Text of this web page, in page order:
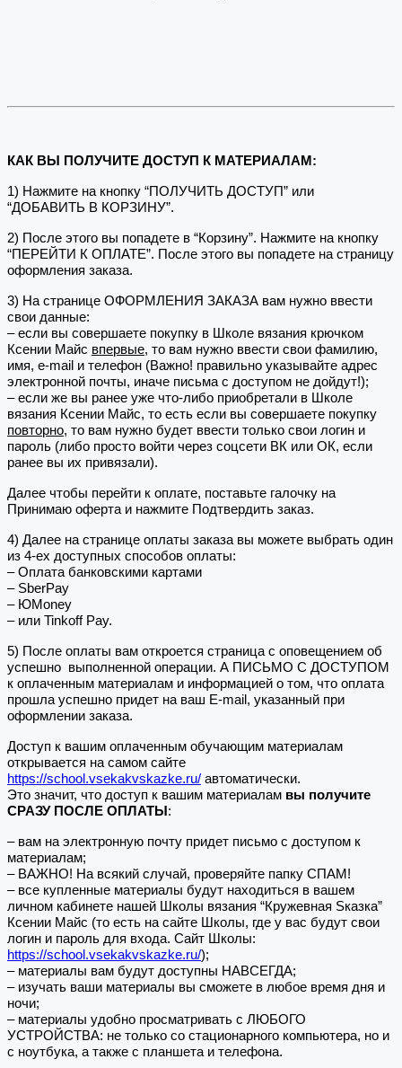
КАК ВЫ ПОЛУЧИТЕ ДОСТУП К МАТЕРИАЛАМ:
1) Нажмите на кнопку “ПОЛУЧИТЬ ДОСТУП” или
“ДОБАВИТЬ В КОРЗИНУ”.
2) После этого вы попадете в “Корзину”. Нажмите на кнопку
“ПЕРЕЙТИ К ОПЛАТЕ”. После этого вы попадете на страницу
оформления заказа.
3) На странице ОФОРМЛЕНИЯ ЗАКАЗА вам нужно ввести
свои данные:
– если вы совершаете покупку в Школе вязания крючком
Ксении Майс впервые, то вам нужно ввести свои фамилию,
имя, e-mail и телефон (Важно! правильно указывайте адрес
электронной почты, иначе письма с доступом не дойдут!);
– если же вы ранее уже что-либо приобретали в Школе
вязания Ксении Майс, то есть если вы совершаете покупку
повторно, то вам нужно будет ввести только свои логин и
пароль (либо просто войти через соцсети ВК или ОК, если
ранее вы их привязали).
Далее чтобы перейти к оплате, поставьте галочку на
Принимаю оферта и нажмите Подтвердить заказ.
4) Далее на странице оплаты заказа вы можете выбрать один
из 4-ех доступных способов оплаты:
– Оплата банковскими картами
– SberPay
– ЮMoney
– или Tinkoff Pay.
5) После оплаты вам откроется страница с оповещением об
успешно выполненной операции. А ПИСЬМО С ДОСТУПОМ
к оплаченным материалам и информацией о том, что оплата
прошла успешно придет на ваш E-mail, указанный при
оформлении заказа.
Доступ к вашим оплаченным обучающим материалам
открывается на самом сайте
https://school.vsekakvskazke.ru/ автоматически.
Это значит, что доступ к вашим материалам вы получите
СРАЗУ ПОСЛЕ ОПЛАТЫ :
– вам на электронную почту придет письмо с доступом к
материалам;
– ВАЖНО! На всякий случай, проверяйте папку СПАМ!
– все купленные материалы будут находиться в вашем
личном кабинете нашей Школы вязания “Кружевная Sказка”
Ксении Майс (то есть на сайте Школы, где у вас будут свои
логин и пароль для входа. Сайт Школы:
https://school.vsekakvskazke.ru/);
– материалы вам будут доступны НАВСЕГДА;
– изучать ваши материалы вы сможете в любое время дня и
ночи;
– материалы удобно просматривать с ЛЮБОГО
УСТРОЙСТВА: не только со стационарного компьютера, но и
с ноутбука, а также с планшета и телефона.